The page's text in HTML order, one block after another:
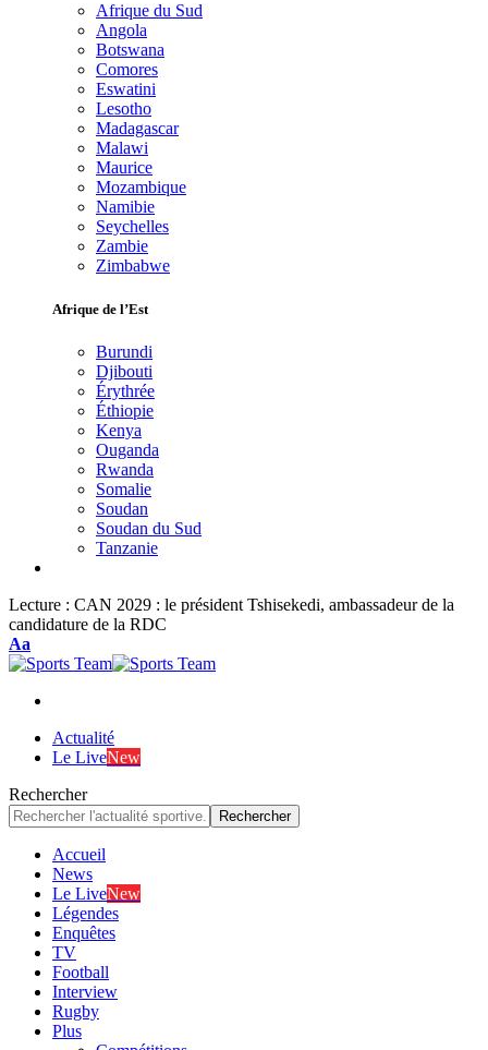
Afrique du Sud
Angola
Botswana
Comores
Eswatini
Lesotho
Madagascar
Malawi
Maurice
Mozambique
Namibie
Seychelles
Zambie
Zimbabwe
Afrique de l’Est
Burundi
Djibouti
Érythrée
Éthiopie
Kenya
Ouganda
Rwanda
Somalie
Soudan
Soudan du Sud
Tanzanie
Lecture : CAN 2029 : le président Tshisekedi, ambassadeur de la
candidature de la RDC
Font
Resizer
Aa
Actualité
Le LiveNew
Rechercher
Accueil
News
Le LiveNew
Légendes
Enquêtes
TV
Football
Interview
Rugby
Plus